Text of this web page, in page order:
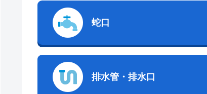
蛇口
排水管・排水口